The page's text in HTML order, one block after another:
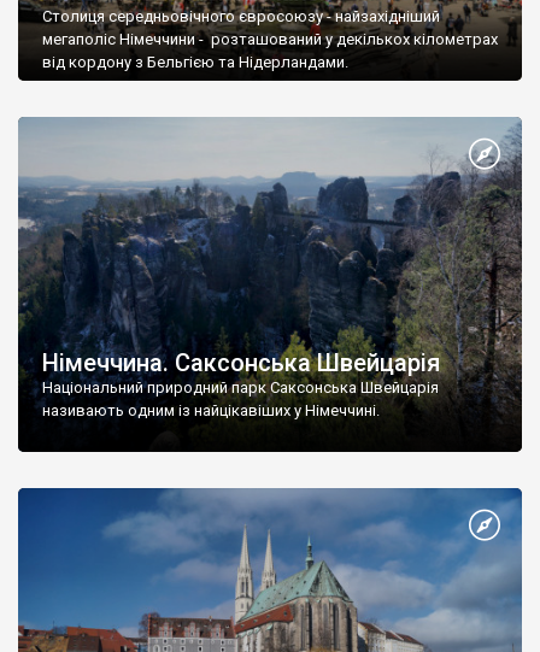
Столиця середньовічного євросоюзу - найзахідніший
мегаполіс Німеччини - розташований у декількох кілометрах
від кордону з Бельгією та Нідерландами.
Німеччина. Саксонська Швейцарія
Національний природний парк Саксонська Швейцарія
називають одним із найцікавіших у Німеччині.